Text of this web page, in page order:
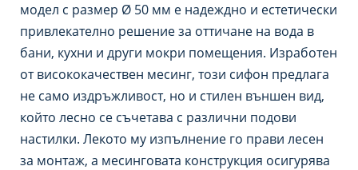
модел с размер Ø 50 мм е надеждно и естетически
привлекателно решение за оттичане на вода в
бани, кухни и други мокри помещения. Изработен
от висококачествен месинг, този сифон предлага
не само издръжливост, но и стилен външен вид,
който лесно се съчетава с различни подови
настилки. Лекото му изпълнение го прави лесен
за монтаж, а месинговата конструкция осигурява